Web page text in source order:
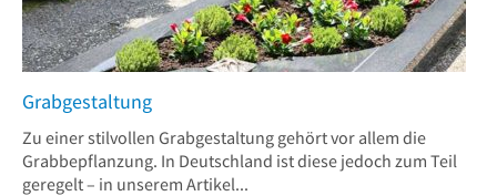
Grabgestaltung
Zu einer stilvollen Grabgestaltung gehört vor allem die
Grabbepflanzung. In Deutschland ist diese jedoch zum Teil
geregelt – in unserem Artikel...